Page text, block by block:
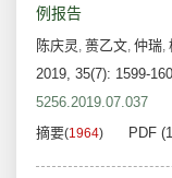
例报告
陈庆灵 , 蒉乙文, 仲瑞,
2019, 35(7): 1599-
5256.2019.07.037
摘要(1964) PDF